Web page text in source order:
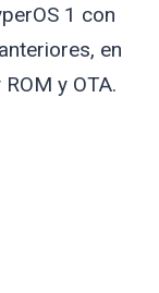
1 con
en
y OTA.